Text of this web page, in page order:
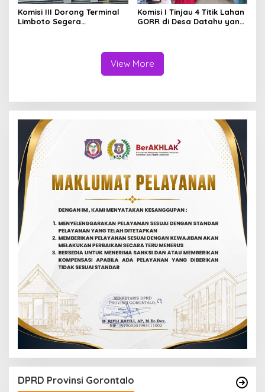
Komisi III Dorong Terminal
Limboto Segera
Komisi I Tinjau 4 Titik Lahan
GORR di Desa Datahu yang
View More
DPRD Provinsi Gorontalo